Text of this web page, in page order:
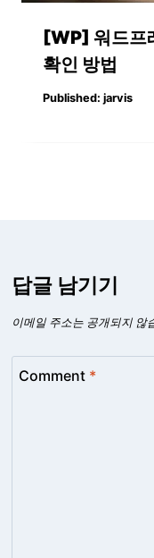
[WP] 워드프
확인 방법
Published: jarvis
답글 남기기
이메일 주소는 공개되지 않
Comment *